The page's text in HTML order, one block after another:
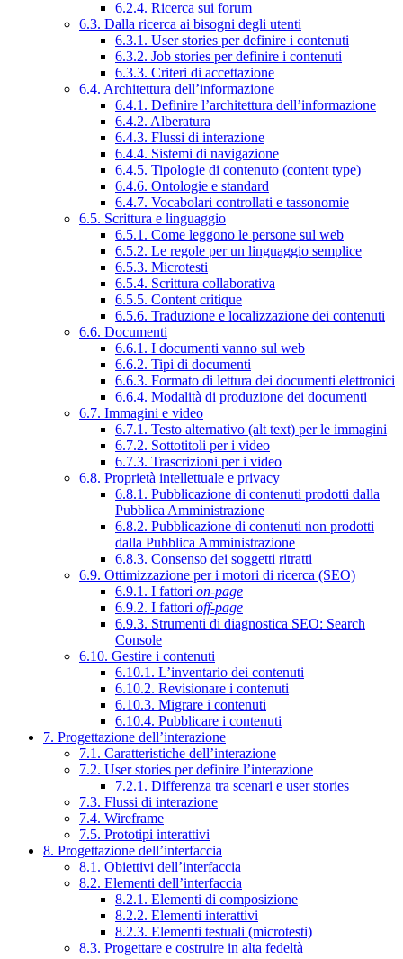
6.2.4. Ricerca sui forum
6.3. Dalla ricerca ai bisogni degli utenti
6.3.1. User stories per definire i contenuti
6.3.2. Job stories per definire i contenuti
6.3.3. Criteri di accettazione
6.4. Architettura dell’informazione
6.4.1. Definire l’architettura dell’informazione
6.4.2. Alberatura
6.4.3. Flussi di interazione
6.4.4. Sistemi di navigazione
6.4.5. Tipologie di contenuto (content type)
6.4.6. Ontologie e standard
6.4.7. Vocabolari controllati e tassonomie
6.5. Scrittura e linguaggio
6.5.1. Come leggono le persone sul web
6.5.2. Le regole per un linguaggio semplice
6.5.3. Microtesti
6.5.4. Scrittura collaborativa
6.5.5. Content critique
6.5.6. Traduzione e localizzazione dei contenuti
6.6. Documenti
6.6.1. I documenti vanno sul web
6.6.2. Tipi di documenti
6.6.3. Formato di lettura dei documenti elettronici
6.6.4. Modalità di produzione dei documenti
6.7. Immagini e video
6.7.1. Testo alternativo (alt text) per le immagini
6.7.2. Sottotitoli per i video
6.7.3. Trascrizioni per i video
6.8. Proprietà intellettuale e privacy
6.8.1. Pubblicazione di contenuti prodotti dalla
Pubblica Amministrazione
6.8.2. Pubblicazione di contenuti non prodotti
dalla Pubblica Amministrazione
6.8.3. Consenso dei soggetti ritratti
6.9. Ottimizzazione per i motori di ricerca (SEO)
6.9.1. I fattori on-page
6.9.2. I fattori off-page
6.9.3. Strumenti di diagnostica SEO: Search
Console
6.10. Gestire i contenuti
6.10.1. L’inventario dei contenuti
6.10.2. Revisionare i contenuti
6.10.3. Migrare i contenuti
6.10.4. Pubblicare i contenuti
7. Progettazione dell’interazione
7.1. Caratteristiche dell’interazione
7.2. User stories per definire l’interazione
7.2.1. Differenza tra scenari e user stories
7.3. Flussi di interazione
7.4. Wireframe
7.5. Prototipi interattivi
8. Progettazione dell’interfaccia
8.1. Obiettivi dell’interfaccia
8.2. Elementi dell’interfaccia
8.2.1. Elementi di composizione
8.2.2. Elementi interattivi
8.2.3. Elementi testuali (microtesti)
8.3. Progettare e costruire in alta fedeltà